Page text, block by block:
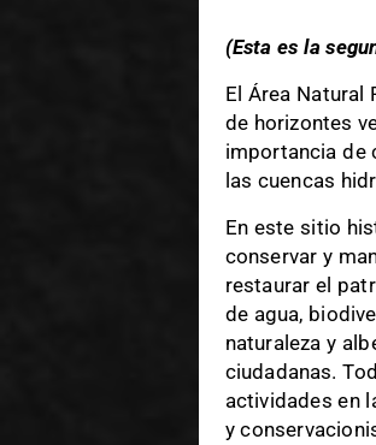
(Esta es la
El Área Natural
de horizontes
importancia de
las cuencas
En este sitio
conservar y
restaurar el
de agua,
naturaleza y
ciudadanas.
actividades en
y